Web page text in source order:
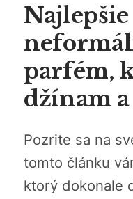
parfém,
džínam
Pozrite sa na
tomto článku
ktorý dokonale